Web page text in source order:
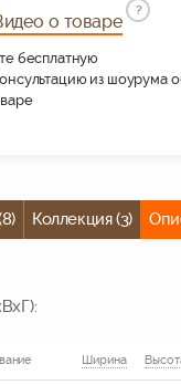
о товаре
?
бесплатную
из шоурума
Коллекция (3)
:
Ширина